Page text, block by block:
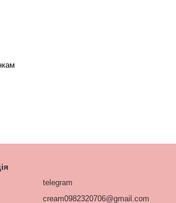
telegram
cream0982320706@gmail.com